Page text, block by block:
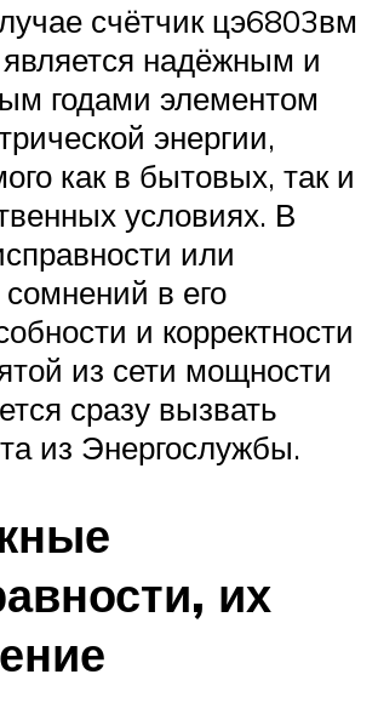
счётчик цэ6803вм
надёжным и
годами элементом
энергии,
как в бытовых, так и
условиях. В
или
в его
и корректности
из сети мощности
сразу вызвать
из Энергослужбы.
их